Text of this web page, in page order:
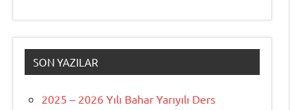
SON YAZILAR
2025 – 2026 Yılı Bahar Yarıyılı Ders